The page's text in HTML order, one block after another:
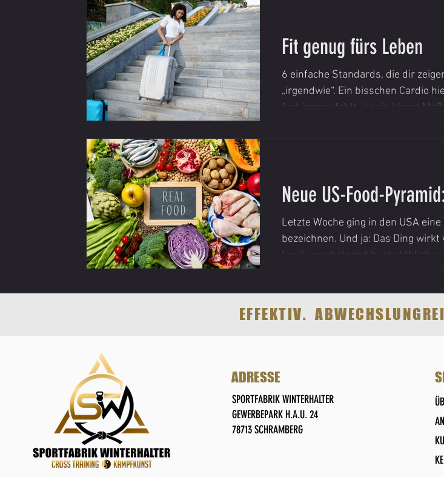
Fit genug fürs Leben
6 einfache Standards, die dir
„irgendwie“. Ein bisschen Cardio
fast immer fehlt, ist ein klarer
Neue US-Food-
Letzte Woche ging in den USA
bezeichnen. Und ja: Das Ding
Logik anscheinend buchstäblich
EFFEKTIV.
ADRESSE
SPORTFABRIK WINTERHALTER
GEWERBEPARK H.A.U. 24
78713 SCHRAMBERG